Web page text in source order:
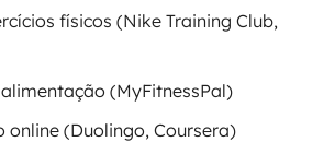
físicos (Nike Training Club,
(MyFitnessPal)
online (Duolingo, Coursera)